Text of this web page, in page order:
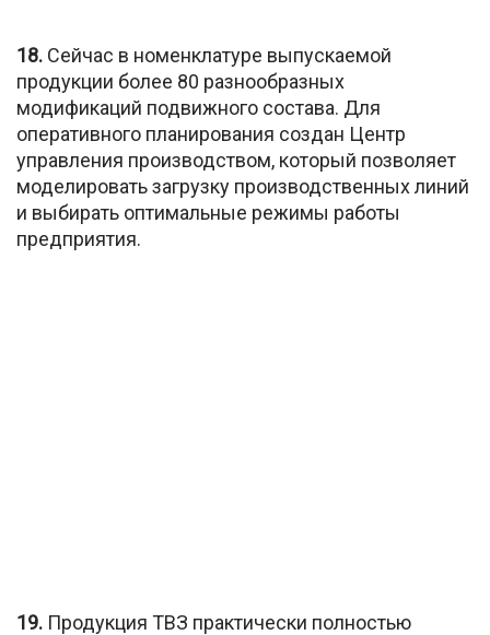
18. Сейчас в номенклатуре выпускаемой
продукции более 80 разнообразных
модификаций подвижного состава. Для
оперативного планирования создан Центр
управления производством, который позволяет
моделировать загрузку производственных линий
и выбирать оптимальные режимы работы
предприятия.
19. Продукция ТВЗ практически полностью